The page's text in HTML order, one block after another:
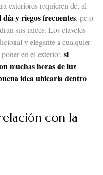
exteriores requieren de, al
día y riegos frecuentes, pero
sus raíces. Los claveles
y elegante a cualquier
en el exterior, si
muchas horas de luz
idea ubicarla dentro
con la